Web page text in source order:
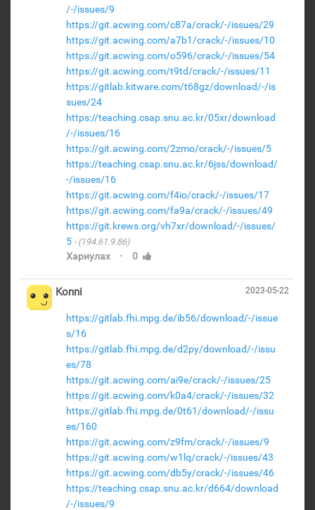
/-/issues/9
https://git.acwing.com/c87a/crack/-/issues/29
https://git.acwing.com/a7b1/crack/-/issues/10
https://git.acwing.com/o596/crack/-/issues/54
https://git.acwing.com/t9td/crack/-/issues/11
https://gitlab.kitware.com/t68gz/download/-/is
sues/24
https://teaching.csap.snu.ac.kr/05xr/download
/-/issues/16
https://git.acwing.com/2zmo/crack/-/issues/5
https://teaching.csap.snu.ac.kr/6jss/download/
-/issues/16
https://git.acwing.com/f4io/crack/-/issues/17
https://git.acwing.com/fa9a/crack/-/issues/49
https://git.krews.org/vh7xr/download/-/issues/
5
(194.61.9.86)
Хариулах · 0
2023-05-22
Konni
https://gitlab.fhi.mpg.de/ib56/download/-/issue
s/16
https://gitlab.fhi.mpg.de/d2py/download/-/issu
es/78
https://git.acwing.com/ai9e/crack/-/issues/25
https://git.acwing.com/k0a4/crack/-/issues/32
https://gitlab.fhi.mpg.de/0t61/download/-/issu
es/160
https://git.acwing.com/z9fm/crack/-/issues/9
https://git.acwing.com/w1lq/crack/-/issues/43
https://git.acwing.com/db5y/crack/-/issues/46
https://teaching.csap.snu.ac.kr/d664/download
/-/issues/9